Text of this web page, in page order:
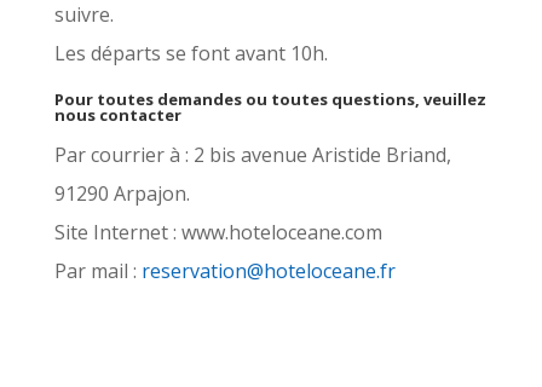
suivre.
Les départs se font avant 10h.
Pour toutes demandes ou toutes questions, veuillez
nous contacter
Par courrier à : 2 bis avenue Aristide Briand,
91290 Arpajon.
Site Internet : www.hoteloceane.com
Par mail : reservation@hoteloceane.fr